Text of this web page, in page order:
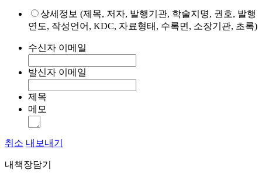
상세정보 (제목, 저자, 발행기관, 학술지명, 권호, 발행
연도, 작성언어, KDC, 자료형태, 수록면, 소장기관, 초록)
수신자 이메일
발신자 이메일
제목
메모
취소 내보내기
내책장담기